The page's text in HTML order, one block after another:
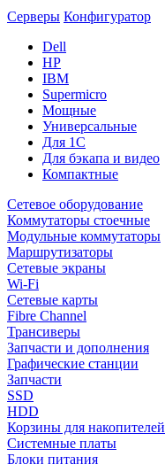
Серверы Конфигуратор
Dell
HP
IBM
Supermicro
Мощные
Универсальные
Для 1С
Для бэкапа и видео
Компактные
Сетевое оборудование
Коммутаторы стоечные
Модульные коммутаторы
Маршрутизаторы
Сетевые экраны
Wi-Fi
Сетевые карты
Fibre Channel
Трансиверы
Запчасти и дополнения
Графические станции
Запчасти
SSD
HDD
Корзины для накопителей
Системные платы
Блоки питания